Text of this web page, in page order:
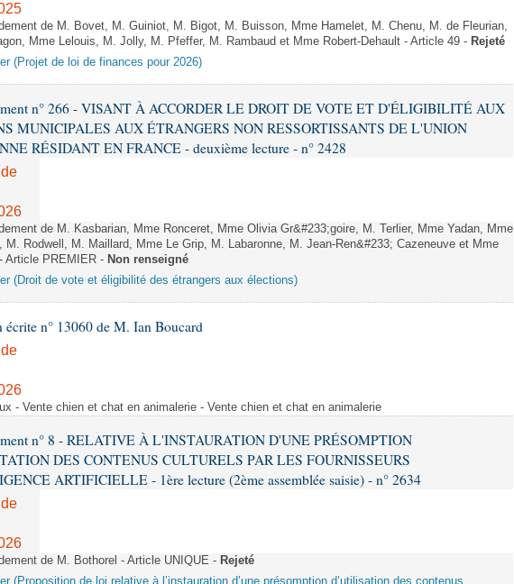
de M. Bovet, M. Guiniot, M. Bigot, M. Buisson, Mme Hamelet, M. Chenu, M. de Fleurian,
Mme Lelouis, M. Jolly, M. Pfeffer, M. Rambaud et Mme Robert-Dehault - Article 49 - Rejeté
(Projet de loi de finances pour 2026)
n° 266 - VISANT À ACCORDER LE DROIT DE VOTE ET D'ÉLIGIBILITÉ AUX
MUNICIPALES AUX ÉTRANGERS NON RESSORTISSANTS DE L'UNION
RÉSIDANT EN FRANCE - deuxième lecture - n° 2428
de M. Kasbarian, Mme Ronceret, Mme Olivia Gr&#233;goire, M. Terlier, Mme Yadan, Mme
M. Rodwell, M. Maillard, Mme Le Grip, M. Labaronne, M. Jean-Ren&#233; Cazeneuve et Mme
Article PREMIER - Non renseigné
(Droit de vote et éligibilité des étrangers aux élections)
écrite n° 13060 de M. Ian Boucard
- Vente chien et chat en animalerie - Vente chien et chat en animalerie
n° 8 - RELATIVE À L'INSTAURATION D'UNE PRÉSOMPTION
DES CONTENUS CULTURELS PAR LES FOURNISSEURS
ARTIFICIELLE - 1ère lecture (2ème assemblée saisie) - n° 2634
de M. Bothorel - Article UNIQUE - Rejeté
(Proposition de loi relative à l’instauration d’une présomption d’utilisation des contenus